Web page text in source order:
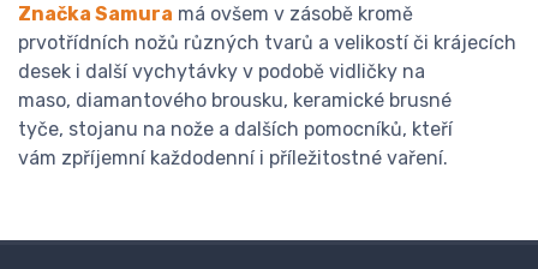
Značka Samura má ovšem v zásobě kromě
prvotřídních nožů různých tvarů a velikostí či krájecích
desek i další vychytávky v podobě vidličky na
maso, diamantového brousku, keramické brusné
tyče, stojanu na nože a dalších pomocníků, kteří
vám zpříjemní každodenní i příležitostné vaření.